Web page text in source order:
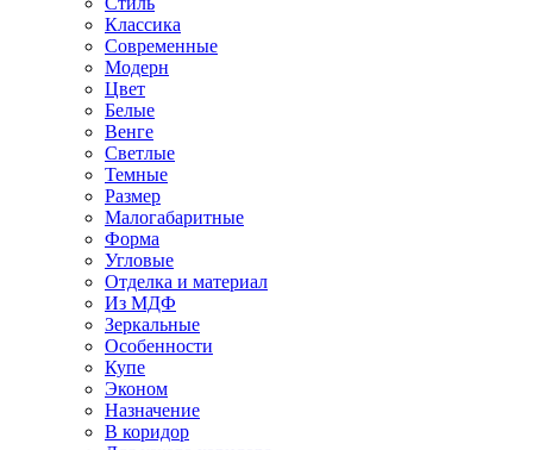
Классика
Современные
Модерн
Цвет
Белые
Венге
Светлые
Темные
Размер
Малогабаритные
Форма
Угловые
Отделка и материал
Из МДФ
Зеркальные
Особенности
Купе
Эконом
Назначение
В коридор